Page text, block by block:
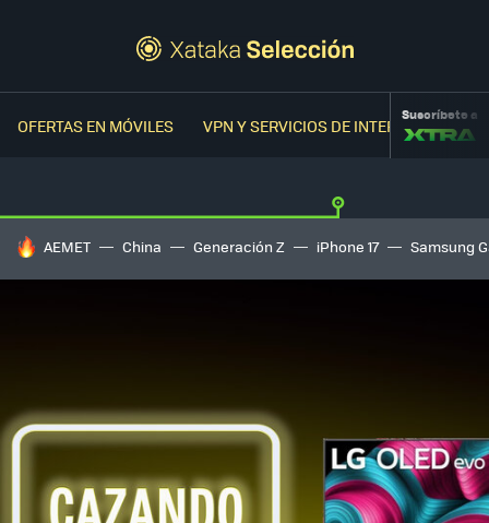
OFERTAS EN MÓVILES VPN Y SERVICIOS DE INTERNETSuscríbete a
HOY SE HABLA DE
AEMET China Generación Z iPhone 17 Samsung